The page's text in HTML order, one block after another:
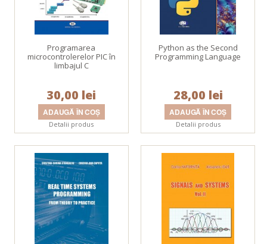
Programarea
microcontrolerelor PIC în
limbajul C
30,00 lei
Detalii produs
Python as the Second
Programming Language
28,00 lei
Detalii produs